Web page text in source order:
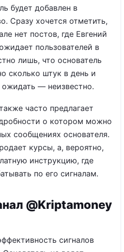
будет добавлен в
Сразу хочется отметить,
нет постов, где Евгений
пользователей в
лишь, что основатель
сколько штук в день и
— неизвестно.
часто предлагает
о котором можно
сообщениях основателя.
курсы, а, вероятно,
инструкцию, где
по его сигналам.
@Kriptamoney
сигналов